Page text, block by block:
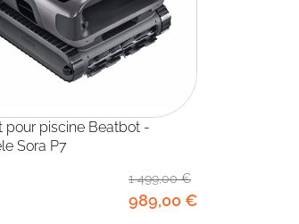
Sora P7
1 499,00€
989,00 €